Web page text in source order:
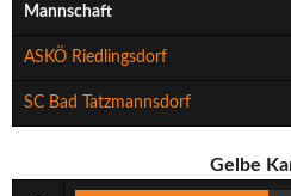
Mannschaft
ASKÖ Riedlingsdorf
SC Bad Tatzmannsdorf
Gelbe